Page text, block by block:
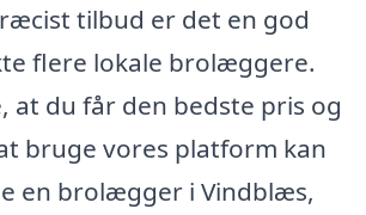
tilbud er det en god
flere lokale brolæggere.
at du får den bedste pris og
bruge vores platform kan
en brolægger i Vindblæs,